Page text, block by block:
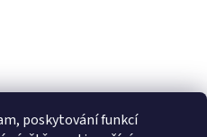
poskytování funkcí